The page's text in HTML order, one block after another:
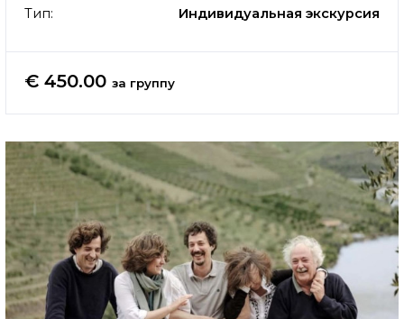
Тип:
Индивидуальная экскурсия
€ 450.00 за группу